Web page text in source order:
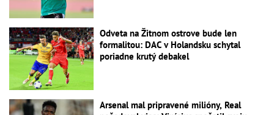
Odveta na Žitnom ostrove bude len
formalitou: DAC v Holandsku schytal
poriadne krutý debakel
Arsenal mal pripravené milióny, Real